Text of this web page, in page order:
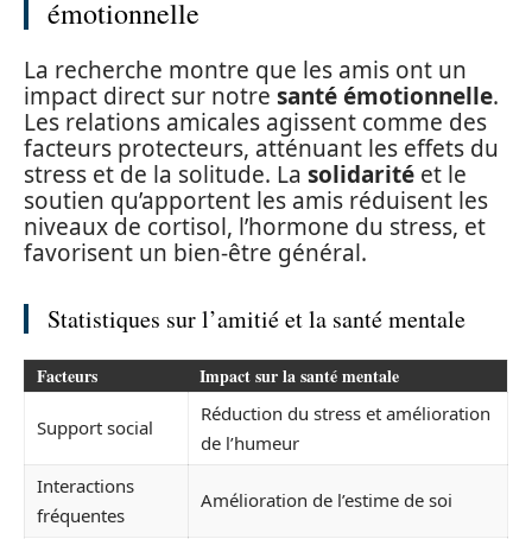
émotionnelle
La recherche montre que les amis ont un
impact direct sur notre santé émotionnelle.
Les relations amicales agissent comme des
facteurs protecteurs, atténuant les effets du
stress et de la solitude. La solidarité et le
soutien qu’apportent les amis réduisent les
niveaux de cortisol, l’hormone du stress, et
favorisent un bien-être général.
Statistiques sur l’amitié et la santé mentale
Facteurs Impact sur la santé mentale
Support social
Réduction du stress et amélioration
de l’humeur
Interactions
fréquentes
Amélioration de l’estime de soi